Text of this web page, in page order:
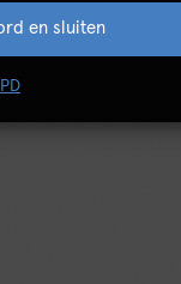
en sluiten